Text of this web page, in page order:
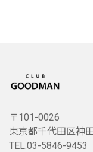
〒101-0026
東京都千代田区神
TEL:03-5846-9453